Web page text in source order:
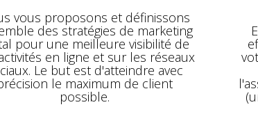
vous proposons et définissons
des stratégies de marketing
pour une meilleure visibilité de
en ligne et sur les réseaux
Le but est d'atteindre avec
le maximum de client
possible.